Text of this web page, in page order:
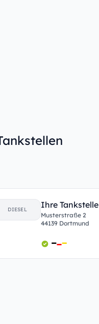
DIESEL Ihre Tankstelle
Musterstraße 2
44139 Dortmund